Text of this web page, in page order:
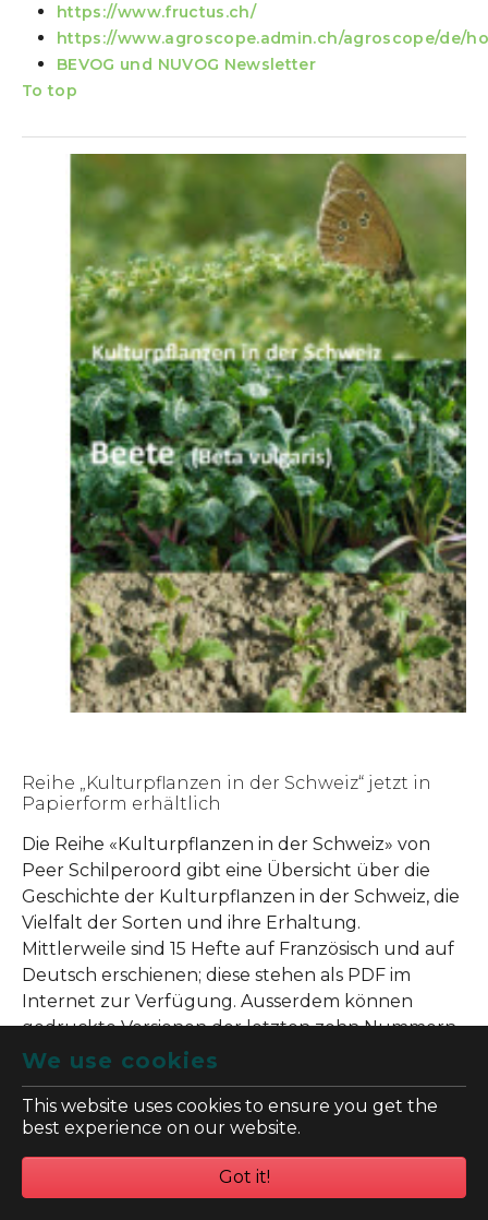
We use cookies
This website uses cookies to ensure you get the
best experience on our website.
Got it!
https://www.fructus.ch/
https://www.agroscope.admin.ch/agroscope/de/
BEVOG und NUVOG Newsletter
To top
Reihe „Kulturpflanzen in der Schweiz“ jetzt in
Papierform erhältlich
Die Reihe «Kulturpflanzen in der Schweiz» von
Peer Schilperoord gibt eine Übersicht über die
Geschichte der Kulturpflanzen in der Schweiz, die
Vielfalt der Sorten und ihre Erhaltung.
Mittlerweile sind 15 Hefte auf Französisch und auf
Deutsch erschienen; diese stehen als PDF im
Internet zur Verfügung. Ausserdem können
gedruckte Versionen der letzten zehn Nummern
bis Ende Oktober bestellt werden. Die nötigen
Weitere Informationen: